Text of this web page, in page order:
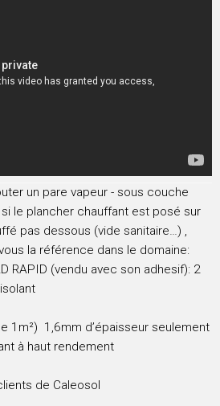
un pare vapeur - sous couche
le plancher chauffant est posé sur
pas dessous (vide sanitaire…) ,
la référence dans le domaine:
RAPID (vendu avec son adhesif): 2
1m²) 1,6mm d’épaisseur seulement
à haut rendement
de Caleosol